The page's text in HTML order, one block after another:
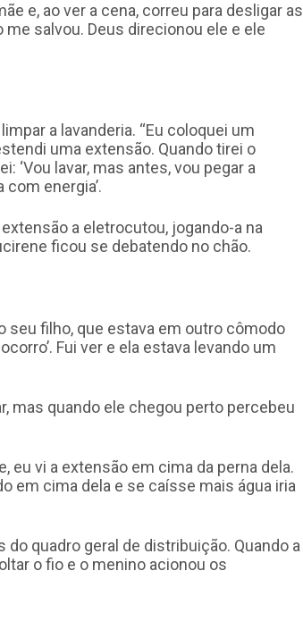
e, ao ver a cena, correu para desligar as
salvou. Deus direcionou ele e ele
a lavanderia. “Eu coloquei um
uma extensão. Quando tirei o
‘Vou lavar, mas antes, vou pegar a
energia’.
a eletrocutou, jogando-a na
ficou se debatendo no chão.
seu filho, que estava em outro cômodo
Fui ver e ela estava levando um
mas quando ele chegou perto percebeu
eu vi a extensão em cima da perna dela.
em cima dela e se caísse mais água iria
quadro geral de distribuição. Quando a
o fio e o menino acionou os